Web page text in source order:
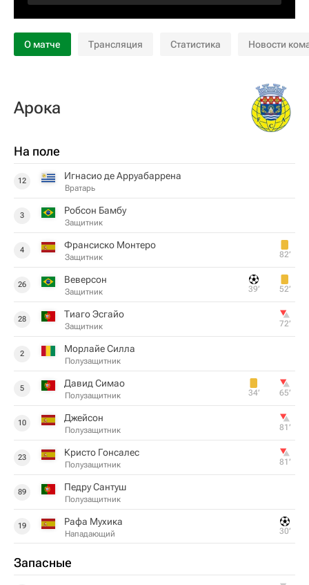
О матче Трансляция Статистика Новости
Арока
На поле
12 Игнасио де Арруабаррена
Вратарь
3 Робсон Бамбу
Защитник
4 Франсиско Монтеро
Защитник 82‎’‎
26 Веверсон
Защитник 39‎’‎ 52‎’‎
28 Тиаго Эсгайо
Защитник 72‎’‎
2 Морлайе Силла
Полузащитник
5 Давид Симао
Полузащитник 34‎’‎ 65‎’‎
10 Джейсон
Полузащитник 81‎’‎
23 Кристо Гонсалес
Полузащитник 81‎’‎
89 Педру Сантуш
Полузащитник
19 Рафа Мухика
Нападающий 30‎’‎
Запасные